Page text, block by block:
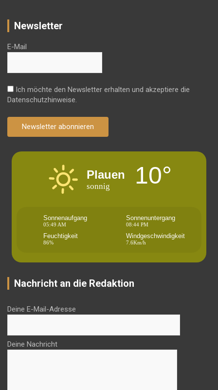
Newsletter
E-Mail
Ich möchte den Newsletter erhalten und akzeptiere die
Datenschutzhinweise.
Newsletter abonnieren
Plauen
sonnig 10°
Sonnenaufgang
05:49 AM
Sonnenuntergang
08:44 PM
Feuchtigkeit
86%
Windgeschwindigkeit
7.6Km/h
Nachricht an die Redaktion
Deine E-Mail-Adresse
Deine Nachricht